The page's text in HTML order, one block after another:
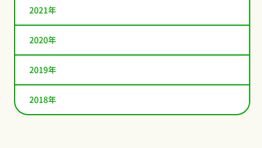
2021年
2020年
2019年
2018年